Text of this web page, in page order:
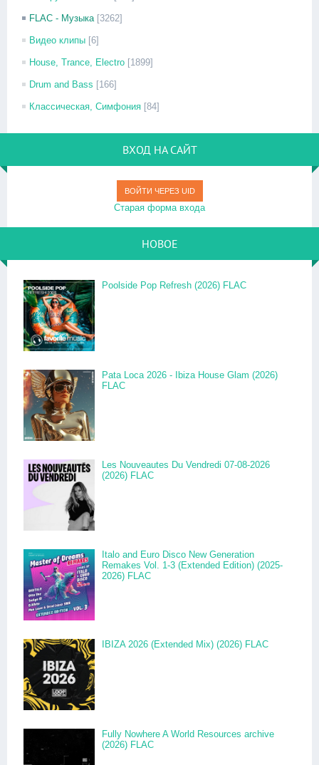
FLAC - Музыка [3262]
Видео клипы [6]
House, Trance, Electro [1899]
Drum and Bass [166]
Классическая, Симфония [84]
ВХОД НА САЙТ
ВОЙТИ ЧЕРЕЗ UID
Старая форма входа
НОВОЕ
Poolside Pop Refresh (2026) FLAC
Pata Loca 2026 - Ibiza House Glam (2026)
FLAC
Les Nouveautes Du Vendredi 07-08-2026
(2026) FLAC
Italo and Euro Disco New Generation
Remakes Vol. 1-3 (Extended Edition) (2025-
2026) FLAC
IBIZA 2026 (Extended Mix) (2026) FLAC
Fully Nowhere A World Resources archive
(2026) FLAC